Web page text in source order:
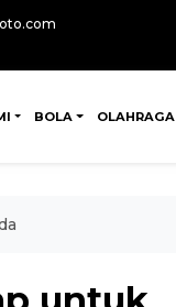
BOLA OLAHRAGA